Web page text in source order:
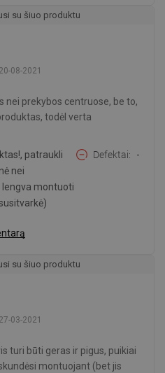
su šiuo produktu
20-08-2021
nei prekybos centruose, be to,
todėl verta
patraukli
nei
lengva montuoti
Defektai -
su šiuo produktu
27-03-2021
turi būti geras ir pigus, puikiai
montuojant (bet jis